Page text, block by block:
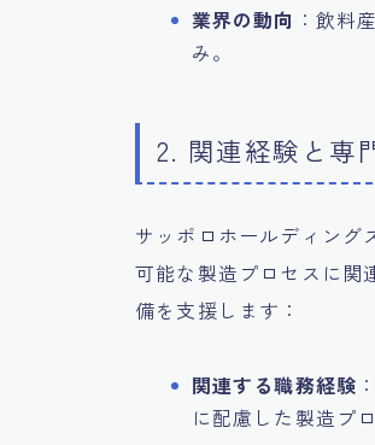
業界の動向 ：飲料
み。
2. 関連経験と専
サッポロホールディング
可能な製造プロセスに関
備を支援します：
関連する職務経験
に配慮した製造プ